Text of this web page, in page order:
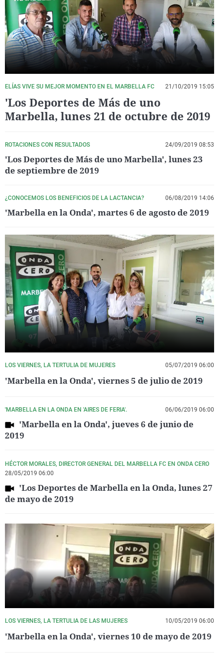
La rosa de los vientos
Gente viajera
Como el perro y el
Retornados
Equipo de
Operación Viuda
Extremadura
Galicia
La Rioja
Navarra
País Vasco
Virales
Televisión
Elecciones
ELÍAS VIVE SU MEJOR MOMENTO EN EL MARBELLA FC 21/10/2019 15:05
'Los Deportes de Más de uno
Marbella, lunes 21 de octubre de 2019
ROTACIONES CON RESULTADOS 24/09/2019 08:53
'Los Deportes de Más de uno Marbella', lunes 23
de septiembre de 2019
¿CONOCEMOS LOS BENEFICIOS DE LA LACTANCIA? 06/08/2019 14:06
'Marbella en la Onda', martes 6 de agosto de 2019
LOS VIERNES, LA TERTULIA DE MUJERES 05/07/2019 06:00
'Marbella en la Onda', viernes 5 de julio de 2019
'MARBELLA EN LA ONDA EN 'AIRES DE FERIA'. 06/06/2019 06:00
'Marbella en la Onda', jueves 6 de junio de
2019
HÉCTOR MORALES, DIRECTOR GENERAL DEL MARBELLA FC EN ONDA CERO
28/05/2019 06:00
'Los Deportes de Marbella en la Onda, lunes 27
de mayo de 2019
LOS VIERNES, LA TERTULIA DE LAS MUJERES 10/05/2019 06:00
'Marbella en la Onda', viernes 10 de mayo de 2019